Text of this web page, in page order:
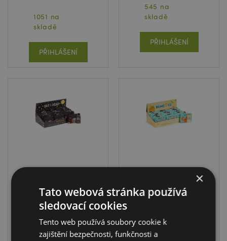
1051 na
skladě
PŘIHLÁŠENÍ
545 na
skladě
PŘIHLÁŠENÍ
Dead - Lebka
Mexiko
FBAG34
Skládací nákupní
Beans & Co Cats
954 na
×
Tato webová stránka používá
sledovací cookies
Tento web používá soubory cookie k
zajištění bezpečnosti, funkčnosti a